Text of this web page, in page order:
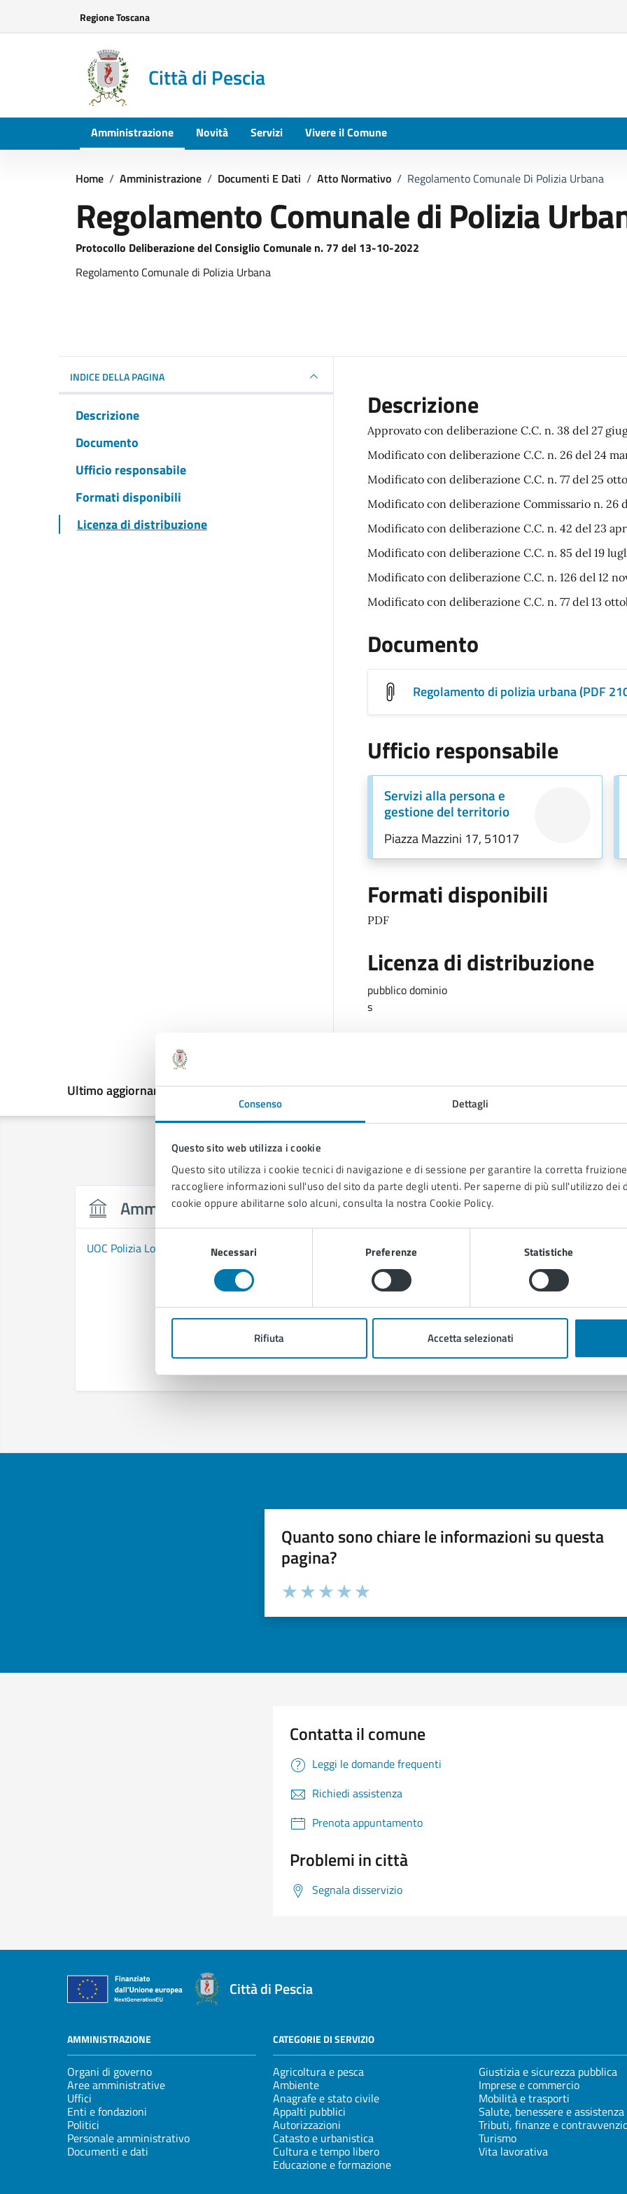
Consenso Dettagli
Questo sito web utilizza i cookie
Questo sito utilizza i cookie tecnici di navigazione e di sessione per garantire la corretta
raccogliere informazioni sull'uso del sito da parte degli utenti. Per saperne di più sull'utilizzo dei
cookie oppure abilitarne solo alcuni, consulta la nostra Cookie Policy.
del
Necessari Preferenze Statistiche
Rifiuta Accetta selezionati
Regione Toscana
Città di Pescia
Amministrazione Novità Servizi Vivere il Comune
Home / Amministrazione / Documenti E Dati / Atto Normativo / Regolamento Comunale Di Polizia Urbana
Regolamento Comunale di Polizia
Dettagli del documento
Protocollo Deliberazione del Consiglio Comunale n. 77 del 13-10-2022
Regolamento Comunale di Polizia Urbana
INDICE DELLA PAGINA
Descrizione
Documento
Ufficio responsabile
Formati disponibili
Licenza di distribuzione
Descrizione
Approvato con deliberazione C.C. n. 38 del 27
Modificato con deliberazione C.C. n. 26 del 24
Modificato con deliberazione C.C. n. 77 del 25
Modificato con deliberazione Commissario n. 26
Modificato con deliberazione C.C. n. 42 del 23
Modificato con deliberazione C.C. n. 85 del 19
Modificato con deliberazione C.C. n. 126 del 12
Modificato con deliberazione C.C. n. 77 del 13
Documento
Regolamento di polizia urbana (PDF
Ufficio responsabile
Servizi alla persona e
gestione del territorio
Piazza Mazzini 17, 51017
Formati disponibili
PDF
Licenza di distribuzione
pubblico dominio
s
Ultimo aggiornamento:19/03/2025, 09:20
Contenuti correlati
Amministrazione
UOC Polizia Locale, UO Servizi demografici, Ufficio Organi istituzionali
Quanto sono chiare le informazioni su questa
pagina?
Contatta il comune
Leggi le domande frequenti
Richiedi assistenza
Prenota appuntamento
Problemi in città
Segnala disservizio
Città di Pescia
AMMINISTRAZIONE
Organi di governo
Aree amministrative
Uffici
Enti e fondazioni
Politici
Personale amministrativo
Documenti e dati
CATEGORIE DI SERVIZIO
Agricoltura e pesca
Ambiente
Anagrafe e stato civile
Appalti pubblici
Autorizzazioni
Catasto e urbanistica
Cultura e tempo libero
Educazione e formazione
Giustizia e sicurezza pubblica
Imprese e commercio
Mobilità e trasporti
Salute, benessere e assistenza
Tributi, finanze e
Turismo
Vita lavorativa